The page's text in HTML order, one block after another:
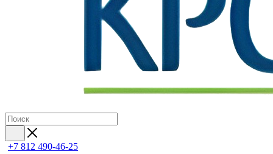
+7 812 490-46-25